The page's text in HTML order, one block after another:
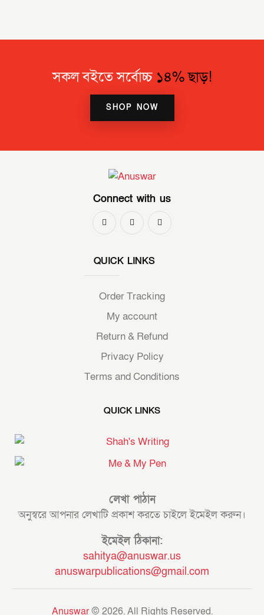
সকল বইতে সর্বোচ্চ ১৪% ছাড়!
SHOP NOW
Connect with us
QUICK LINKS
Order Tracking
My account
Return & Refund
Privacy Policy
Terms and Conditions
QUICK LINKS
লেখা পাঠান
অনুস্বরে আপনার লেখাটি প্রকাশ করতে চাইলে ইমেইল করুন।
ইমেইল ঠিকানা:
sahitya@anuswar.us
anuswarpublications@gmail.com
Anuswar© 2026. All Rights Reserved.